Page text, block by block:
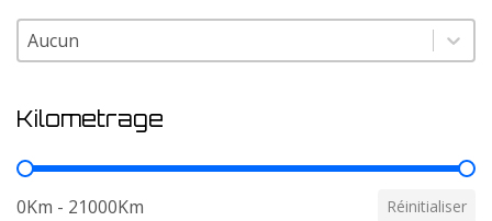
Carrosserie
Carrosserie
Kilometrage
Kilometrage
0Km - 21000Km Réinitialiser